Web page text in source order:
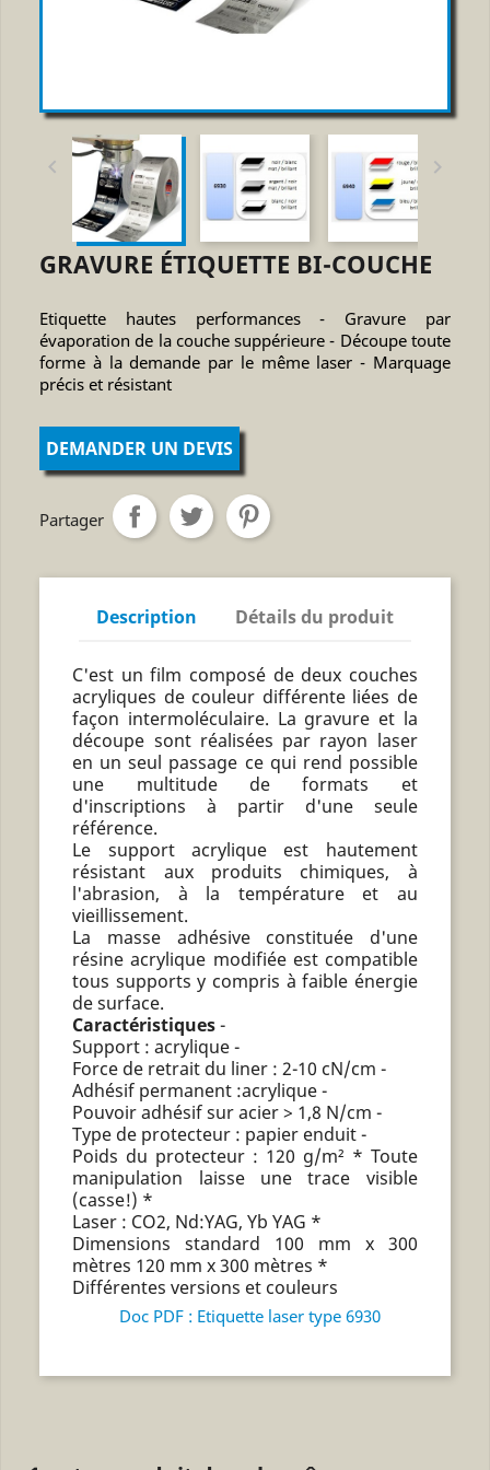
 
GRAVURE ÉTIQUETTE BI-COUCHE
Etiquette hautes performances - Gravure par
évaporation de la couche suppérieure - Découpe toute
forme à la demande par le même laser - Marquage
précis et résistant
DEMANDER UN DEVIS
Partager
Description Détails du produit
C'est un film composé de deux couches
acryliques de couleur différente liées de
façon intermoléculaire. La gravure et la
découpe sont réalisées par rayon laser
en un seul passage ce qui rend possible
une multitude de formats et
d'inscriptions à partir d'une seule
référence.
Le support acrylique est hautement
résistant aux produits chimiques, à
l'abrasion, à la température et au
vieillissement.
La masse adhésive constituée d'une
résine acrylique modifiée est compatible
tous supports y compris à faible énergie
de surface.
Caractéristiques-
Support : acrylique -
Force de retrait du liner : 2-10 cN/cm -
Adhésif permanent :acrylique -
Pouvoir adhésif sur acier > 1,8 N/cm -
Type de protecteur : papier enduit -
Poids du protecteur : 120 g/m² * Toute
manipulation laisse une trace visible
(casse!) *
Laser : CO2, Nd:YAG, Yb YAG *
Dimensions standard 100 mm x 300
mètres 120 mm x 300 mètres *
Différentes versions et couleurs
Doc PDF : Etiquette laser type 6930